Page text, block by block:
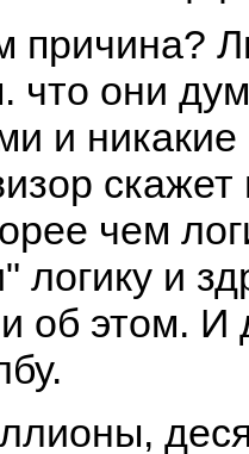
причина?
что они
и никакие
скажет
чем
логику и
об этом.